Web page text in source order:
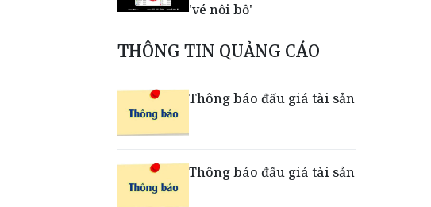
'vé nội bộ'
Dấu ấn thịnh vượng của
đến lễ hội đa trải nghiệm
tài sản bảo đảm
THÔNG TIN QUẢNG CÁO
Thông báo đấu giá tài sản
Thông báo đấu giá tài sản